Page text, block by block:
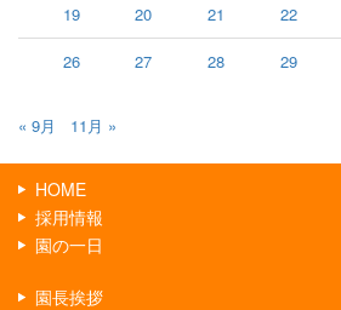
19 20 21 22
26 27 28 29
« 9月 11月 »
HOME
採用情報
園の一日
園長挨拶